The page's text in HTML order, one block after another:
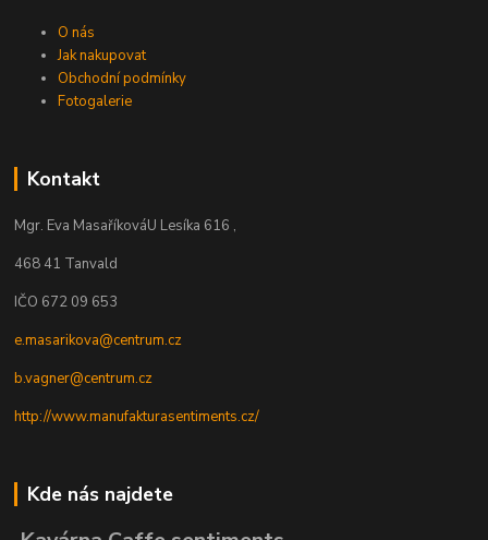
O nás
Jak nakupovat
Obchodní podmínky
Fotogalerie
Kontakt
Mgr. Eva MasaříkováU Lesíka 616 ,
468 41 Tanvald
IČO 672 09 653
e.masarikova@centrum.cz
b.vagner@centrum.cz
http://www.manufakturasentiments.cz/
Kde nás najdete